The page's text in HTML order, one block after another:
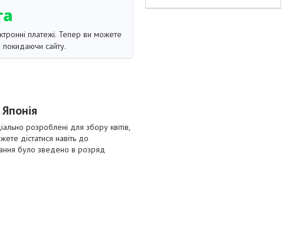
платежі. Тепер ви можете
сайту.
розроблені для збору квітів,
дістатися навіть до
було зведено в розряд